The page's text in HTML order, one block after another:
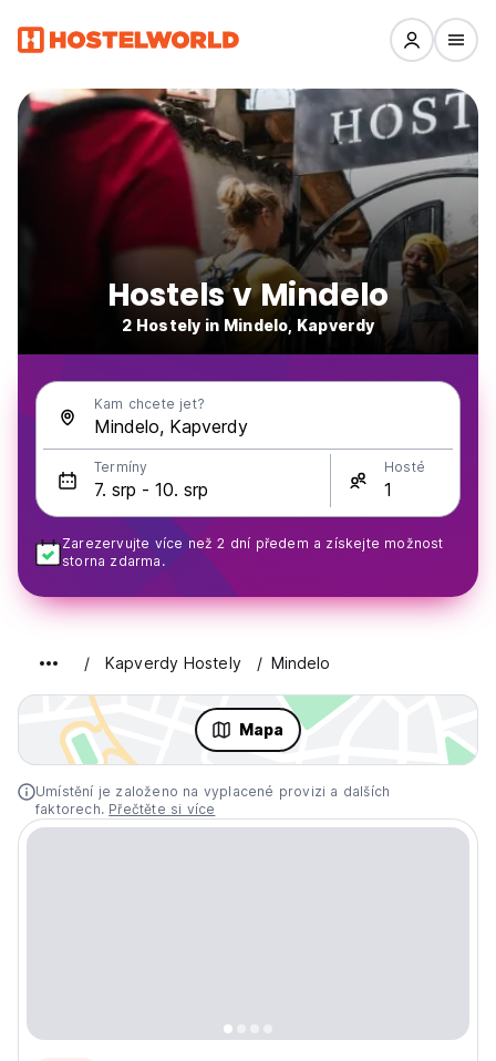
Hostels v Mindelo
2 Hostely in Mindelo, Kapverdy
Kam chcete jet?
Termíny Hosté
Zarezervujte více než 2 dní předem a získejte možnost
storna zdarma.
Kapverdy Hostely Mindelo
Mapa
Umístění je založeno na vyplacené provizi a dalších
faktorech. Přečtěte si více